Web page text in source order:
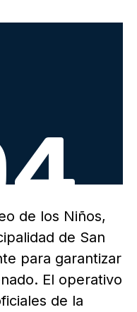
de los Niños,
de San
para garantizar
El operativo
de la